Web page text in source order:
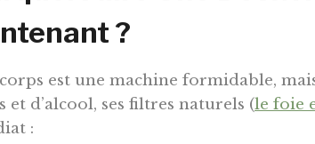
?
est une machine formidable,
et d’alcool, ses filtres naturels (le foie
: